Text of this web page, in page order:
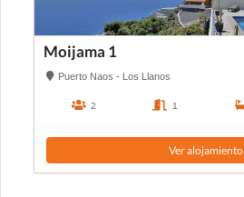
Moijama 1
Puerto Naos - Los Llanos
2 1
Ver alojamiento